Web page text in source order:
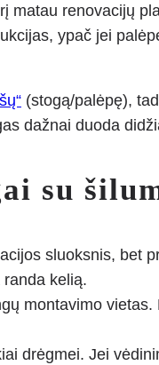
matau renovacijų
ypač jei
(stogą/palėpę),
dažnai duoda
su
sluoksnis, bet
kelią.
montavimo
drėgmei. Jei